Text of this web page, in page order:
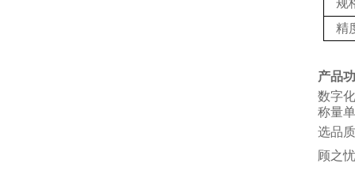
规
精
产品
数字
称量
选品
顾之